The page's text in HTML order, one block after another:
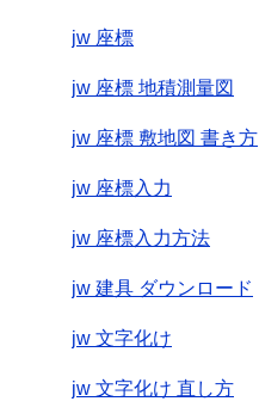
jw 座標
jw 座標 地積測量図
jw 座標 敷地図 書き方
jw 座標入力
jw 座標入力方法
jw 建具 ダウンロード
jw 文字化け
jw 文字化け 直し方